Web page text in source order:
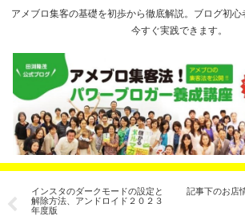
アメブロ集客の基礎を初歩から徹底解説。ブログ初
今すぐ実践できます。
インスタのダークモードの設定と
解除方法、アンドロイド２０２３
年度版
記事下のお店